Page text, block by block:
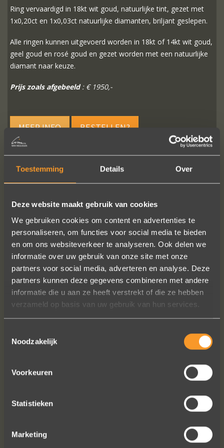
Toestemming Details Over
Deze website maakt gebruik van cookies
We gebruiken cookies om content en advertenties te
personaliseren, om functies voor social media te bieden
en om ons websiteverkeer te analyseren. Ook delen we
informatie over uw gebruik van onze site met onze
partners voor social media, adverteren en analyse. Deze
partners kunnen deze gegevens combineren met andere
informatie die u aan ze heeft verstrekt of die ze hebben
verzameld op basis van uw gebruik van hun services.
Noodzakelijk
Voorkeuren
Statistieken
Marketing
Ring vervaardigd in 18kt wit goud, natuurlijke tint, gezet met
1x0,20ct en 1x0,03ct natuurlijke diamanten, briljant geslepen.
Alle ringen kunnen uitgevoerd worden in 18kt of 14kt wit goud,
geel goud en rosé goud en gezet worden met een natuurlijke
diamant naar keuze.
Prijs zoals afgebeeld: € 1950,-
MEER INFO BESTELLEN?
In de ban van uw creaties zijn we
bezig met onze derde bestelling (uit
Frankrijk). De ontvangst is altijd zo